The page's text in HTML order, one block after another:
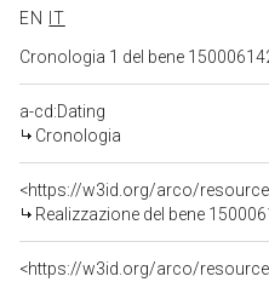
EN
IT
Cronologia 1 del bene
a-cd:Dating
Cronologia
<https://w3id.org/arco/
Realizzazione del bene
<https://w3id.org/arco/